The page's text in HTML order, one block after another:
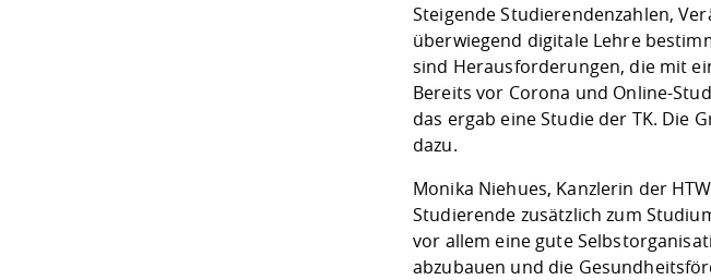
Steigende Studierendenzahlen,
überwiegend digitale Lehre
sind Herausforderungen, die mit
Bereits vor Corona und Online-
das ergab eine Studie der TK. Die
dazu.
Monika Niehues, Kanzlerin der
Studierende zusätzlich zum
vor allem eine gute
abzubauen und die